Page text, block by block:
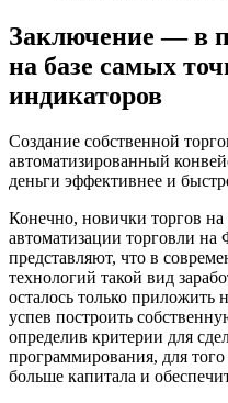
Заключение — в
на базе самых
индикаторов
Создание собственной
автоматизированный
деньги эффективнее и
Конечно, новички торгов
автоматизации торговли на
представляют, что в
технологий такой вид
осталось только
успев построить
определив критерии для
программирования, для
больше капитала и